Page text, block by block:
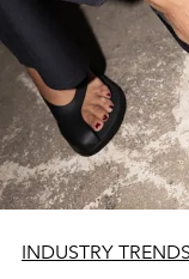
INDUSTRY TRENDS